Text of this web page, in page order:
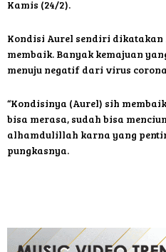
Kamis (24/2).
Kondisi Aurel sendiri
membaik. Banyak kemajuan
menuju negatif dari virus
“Kondisinya (Aurel) sih
bisa merasa, sudah bisa
alhamdulillah karna yang
pungkasnya.